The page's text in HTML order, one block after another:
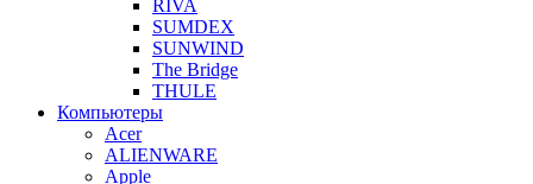
RIVA
SUMDEX
SUNWIND
The Bridge
THULE
Компьютеры
Acer
ALIENWARE
Apple